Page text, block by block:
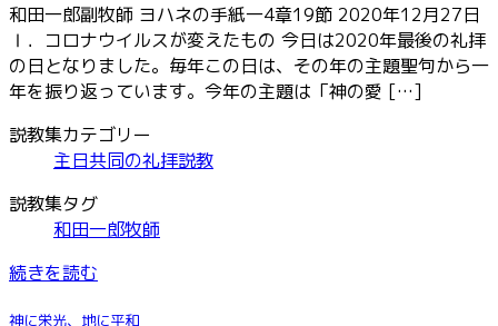
和田一郎副牧師 ヨハネの手紙一4章19節 2020年12月27日
Ⅰ．コロナウイルスが変えたもの 今日は2020年最後の礼拝
の日となりました。毎年この日は、その年の主題聖句から一
年を振り返っています。今年の主題は「神の愛 […]
説教集カテゴリー
主日共同の礼拝説教
説教集タグ
和田一郎牧師
続きを読む
神に栄光、地に平和